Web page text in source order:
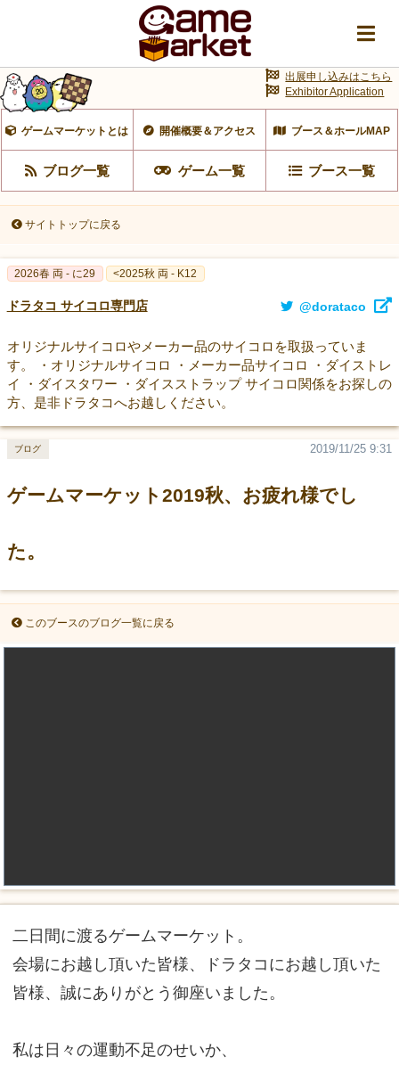
ゲームマーケットとは 開催概要＆アクセス ブース＆ホールMAP
ブログ一覧 ゲーム一覧 ブース一覧
出展申し込みはこちら
Exhibitor Application
サイトトップに戻る
2026春 両 - に29 <2025秋 両 - K12
ドラタコ サイコロ専門店 @dorataco
オリジナルサイコロやメーカー品のサイコロを取扱っていま
す。 ・オリジナルサイコロ ・メーカー品サイコロ ・ダイストレ
イ ・ダイスタワー ・ダイスストラップ サイコロ関係をお探しの
方、是非ドラタコへお越しください。
ゲームマーケット2019秋、お疲れ様でし
た。
2019/11/25 9:31
ブログ
このブースのブログ一覧に戻る
二日間に渡るゲームマーケット。
会場にお越し頂いた皆様、ドラタコにお越し頂いた
皆様、誠にありがとう御座いました。
私は日々の運動不足のせいか、